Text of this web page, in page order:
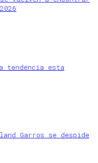
tendencia esta
Garros se despide